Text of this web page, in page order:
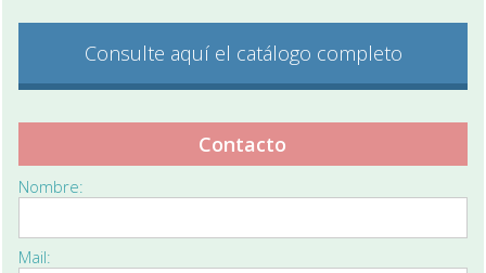
Consulte aquí el catálogo completo
Contacto
Nombre:
Mail: